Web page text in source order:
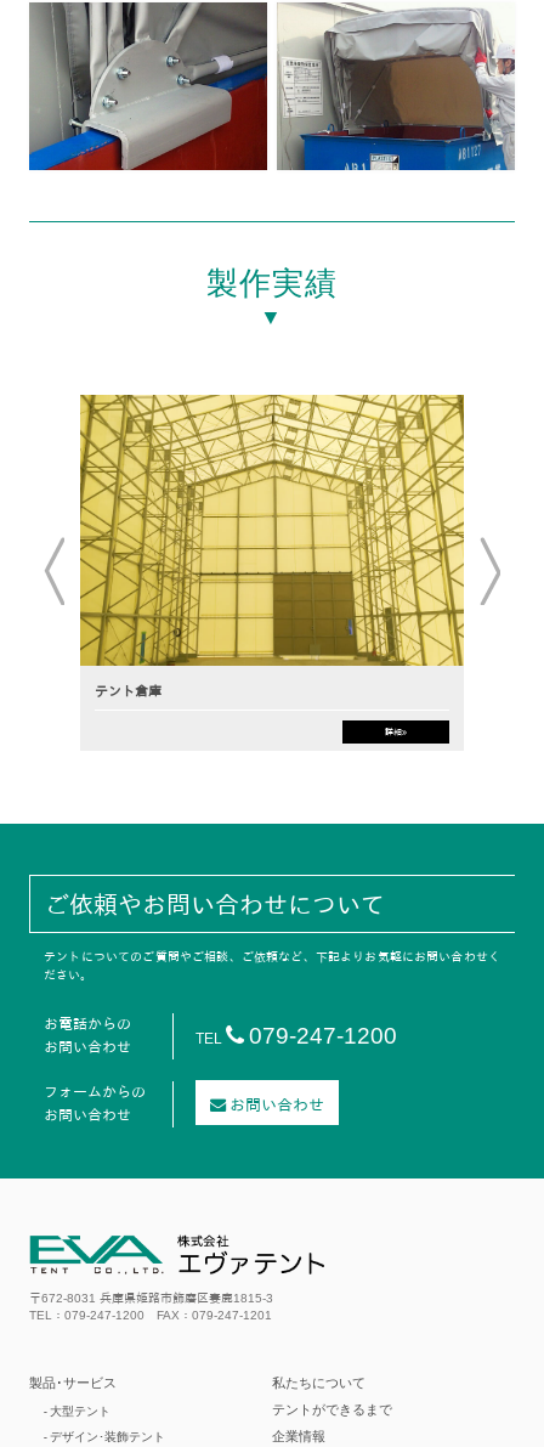
製作実績
▼
テント倉庫
詳細
ご依頼やお問い合わせについて
テントについてのご質問やご相談、ご依頼など、下記よりお気軽にお問い合わせく
ださい。
お電話からの
お問い合わせ
TEL 079-247-1200
フォームからの
お問い合わせ
お問い合わせ
〒672-8031 兵庫県姫路市飾磨区妻鹿1815-3
TEL：079-247-1200 FAX：079-247-1201
製品･サービス
-大型テント
-デザイン･装飾テント
私たちについて
テントができるまで
企業情報